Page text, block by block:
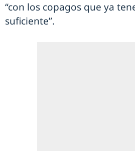
“con los copagos que ya
suficiente”.